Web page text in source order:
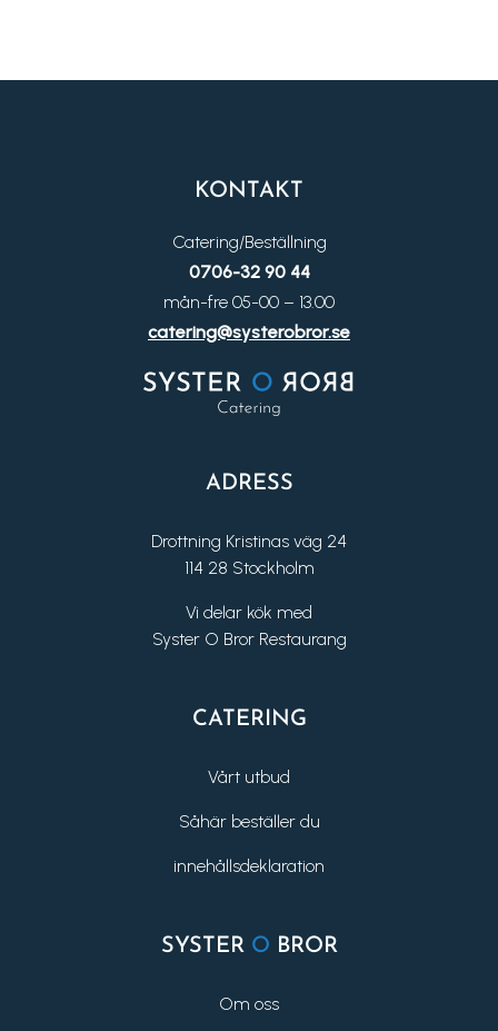
KONTAKT
Catering/Beställning
0706-32 90 44
mån-fre 05-00 – 13.00
catering@systerobror.se
ADRESS
Drottning Kristinas väg 24
114 28 Stockholm
Vi delar kök med
Syster O Bror Restaurang
CATERING
Vårt utbud
Såhär beställer du
innehållsdeklaration
SYSTER O BROR
Om oss